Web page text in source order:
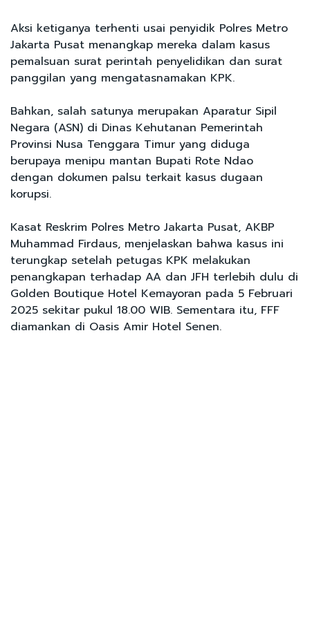
Aksi ketiganya terhenti usai penyidik Polres Metro
Jakarta Pusat menangkap mereka dalam kasus
pemalsuan surat perintah penyelidikan dan surat
panggilan yang mengatasnamakan KPK.
Bahkan, salah satunya merupakan Aparatur Sipil
Negara (ASN) di Dinas Kehutanan Pemerintah
Provinsi Nusa Tenggara Timur yang diduga
berupaya menipu mantan Bupati Rote Ndao
dengan dokumen palsu terkait kasus dugaan
korupsi.
Kasat Reskrim Polres Metro Jakarta Pusat, AKBP
Muhammad Firdaus, menjelaskan bahwa kasus ini
terungkap setelah petugas KPK melakukan
penangkapan terhadap AA dan JFH terlebih dulu di
Golden Boutique Hotel Kemayoran pada 5 Februari
2025 sekitar pukul 18.00 WIB. Sementara itu, FFF
diamankan di Oasis Amir Hotel Senen.